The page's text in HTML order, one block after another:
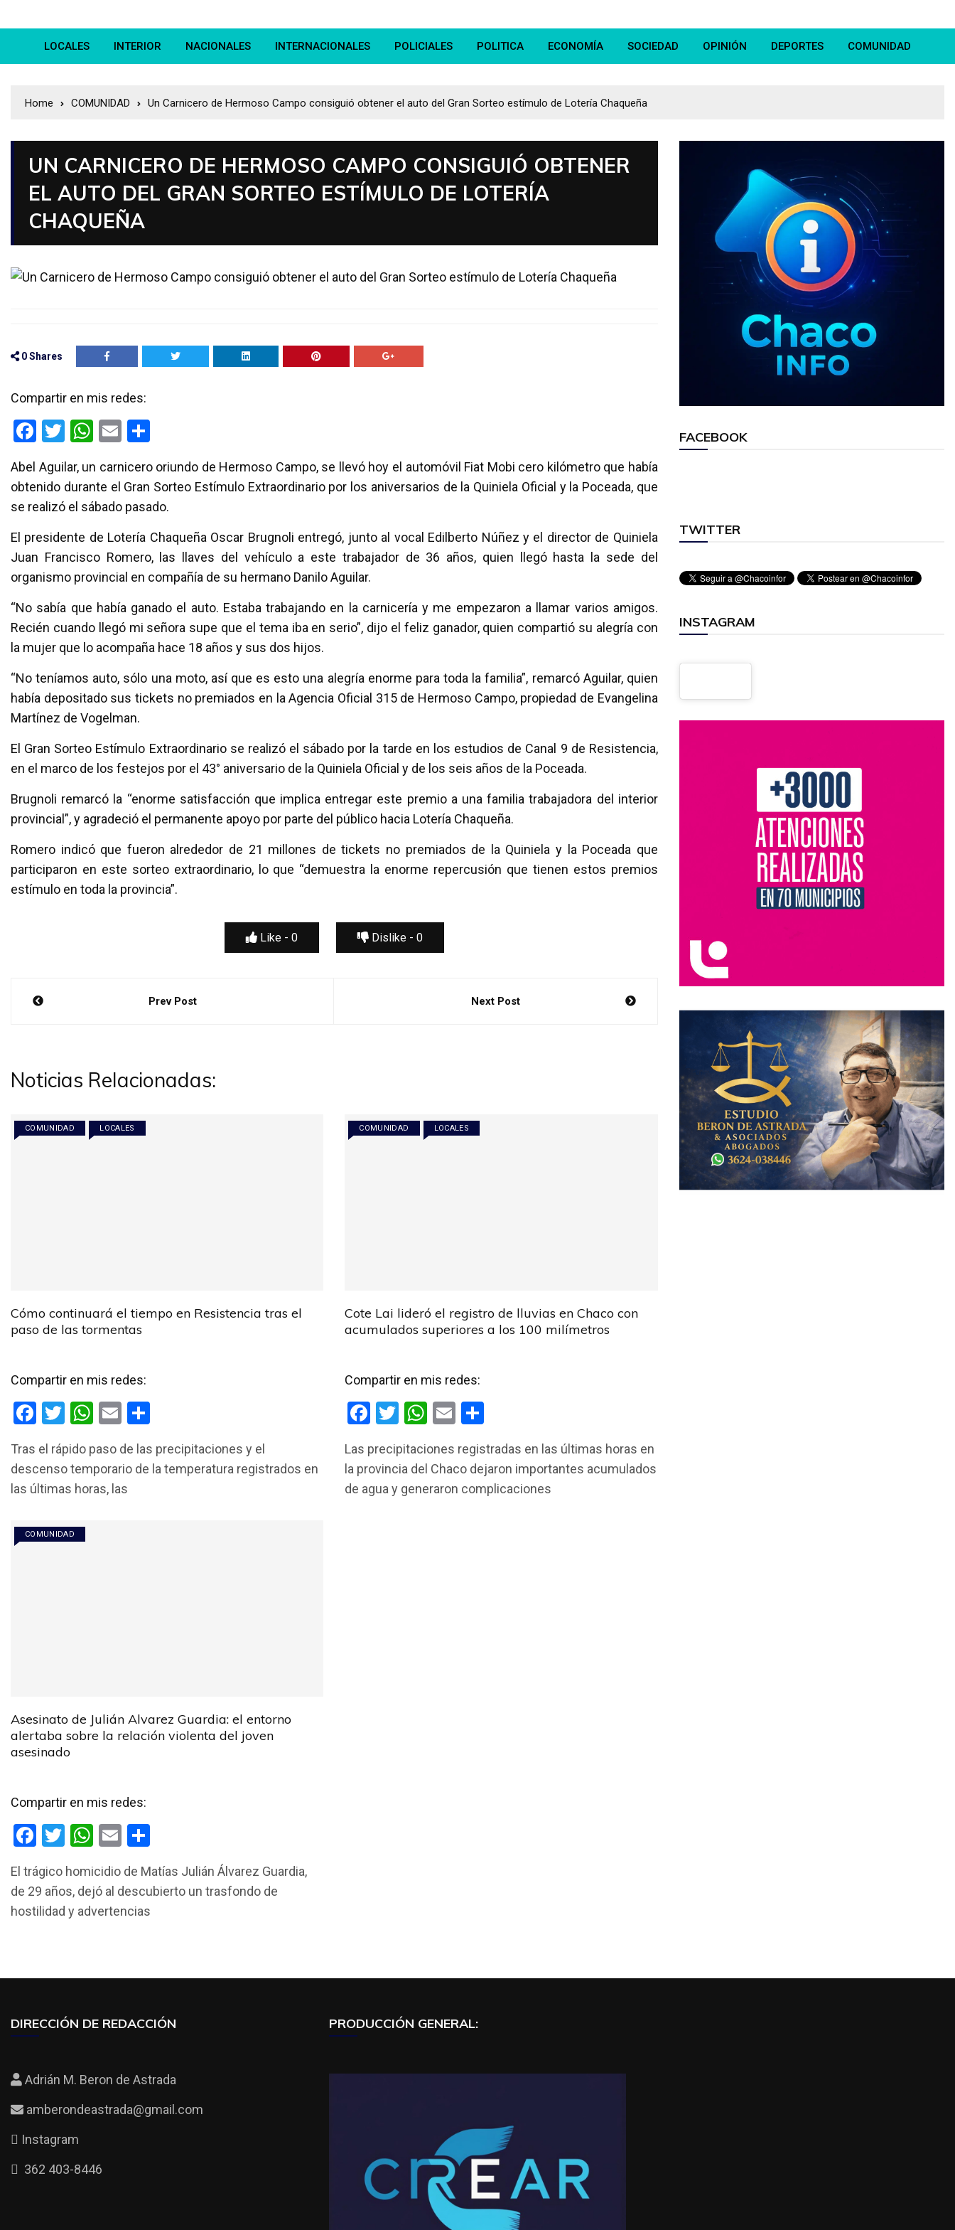
LOCALES INTERIOR NACIONALES INTERNACIONALES POLICIALES POLITICA ECONOMÍA SOCIEDAD OPINIÓN DEPORTES COMUNIDAD
Home COMUNIDAD Un Carnicero de Hermoso Campo consiguió obtener el auto del Gran Sorteo estímulo de Lotería Chaqueña
UN CARNICERO DE HERMOSO CAMPO CONSIGUIÓ OBTENER
EL AUTO DEL GRAN SORTEO ESTÍMULO DE LOTERÍA
CHAQUEÑA
0Shares
Compartir en mis redes:
F
ce
b
o
k
T
tt
er
W
at
s
p
p
E
ail m
p
tir
Abel Aguilar, un carnicero oriundo de Hermoso Campo, se llevó hoy el automóvil Fiat Mobi cero kilómetro que había
obtenido durante el Gran Sorteo Estímulo Extraordinario por los aniversarios de la Quiniela Oficial y la Poceada, que
se realizó el sábado pasado.
El presidente de Lotería Chaqueña Oscar Brugnoli entregó, junto al vocal Edilberto Núñez y el director de Quiniela
Juan Francisco Romero, las llaves del vehículo a este trabajador de 36 años, quien llegó hasta la sede del
organismo provincial en compañía de su hermano Danilo Aguilar.
“No sabía que había ganado el auto. Estaba trabajando en la carnicería y me empezaron a llamar varios amigos.
Recién cuando llegó mi señora supe que el tema iba en serio”, dijo el feliz ganador, quien compartió su alegría con
la mujer que lo acompaña hace 18 años y sus dos hijos.
“No teníamos auto, sólo una moto, así que es esto una alegría enorme para toda la familia”, remarcó Aguilar, quien
había depositado sus tickets no premiados en la Agencia Oficial 315 de Hermoso Campo, propiedad de Evangelina
Martínez de Vogelman.
El Gran Sorteo Estímulo Extraordinario se realizó el sábado por la tarde en los estudios de Canal 9 de Resistencia,
en el marco de los festejos por el 43° aniversario de la Quiniela Oficial y de los seis años de la Poceada.
Brugnoli remarcó la “enorme satisfacción que implica entregar este premio a una familia trabajadora del interior
provincial”, y agradeció el permanente apoyo por parte del público hacia Lotería Chaqueña.
Romero indicó que fueron alrededor de 21 millones de tickets no premiados de la Quiniela y la Poceada que
participaron en este sorteo extraordinario, lo que “demuestra la enorme repercusión que tienen estos premios
estímulo en toda la provincia”.
Like - 0 Dislike - 0
Navegación
Prev Post Next Post
Noticias Relacionadas:
COMUNIDAD LOCALES
Cómo continuará el tiempo en Resistencia tras el
paso de las tormentas
Compartir en mis redes:
F
ce
b
o
k
T
tt
er
W
at
s
A
E
ail m
p
Tras el rápido paso de las precipitaciones y el
descenso temporario de la temperatura registrados en
las últimas horas, las
COMUNIDAD LOCALES
Cote Lai lideró el registro de lluvias en Chaco con
acumulados superiores a los 100 milímetros
Compartir en mis redes:
F
ce
b
o
T
tt
er
W
at
s
E
ail m
p
ar
Las precipitaciones registradas en las últimas horas en
la provincia del Chaco dejaron importantes acumulados
de agua y generaron complicaciones
COMUNIDAD
Asesinato de Julián Alvarez Guardia: el entorno
alertaba sobre la relación violenta del joven
asesinado
Compartir en mis redes:
F
ce
b
k
T
tt
er
W
at
s
p
E
ail m
p
El trágico homicidio de Matías Julián Álvarez Guardia,
de 29 años, dejó al descubierto un trasfondo de
hostilidad y advertencias
FACEBOOK
TWITTER
INSTAGRAM
DIRECCIÓN DE REDACCIÓN
Adrián M. Beron de Astrada
amberondeastrada@gmail.com
Instagram
362 403-8446
PRODUCCIÓN GENERAL: